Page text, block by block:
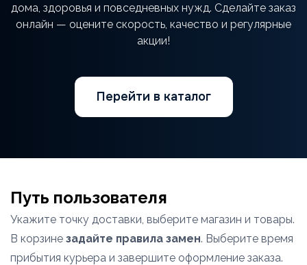
дома, здоровья и повседневных нужд. Сделайте заказ
онлайн — оцените скорость, качество и регулярные
акции!
Перейти в каталог
Путь пользователя
Укажите точку доставки, выберите магазин и товары.
В корзине задайте правила замен. Выберите время
прибытия курьера и завершите оформление заказа.